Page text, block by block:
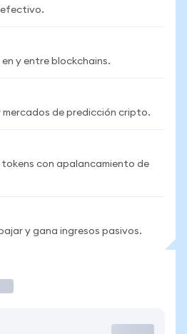
efectivo.
en y entre blockchains.
mercados de predicción cripto.
con apalancamiento de
y gana ingresos pasivos.